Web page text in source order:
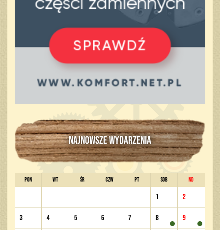
NAJNOWSZE WYDARZENIA
PON WT ŚR CZW PT SOB ND
1 2
3 4 5 6 7 8 9